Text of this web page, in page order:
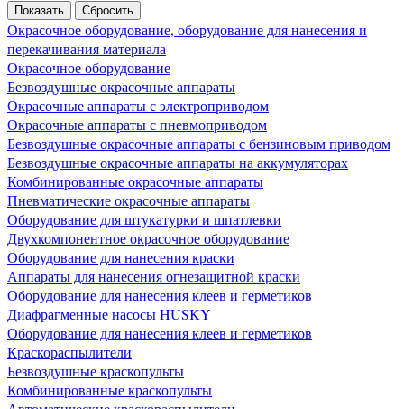
Окрасочное оборудование, оборудование для нанесения и
перекачивания материала
Окрасочное оборудование
Безвоздушные окрасочные аппараты
Окрасочные аппараты с электроприводом
Окрасочные аппараты с пневмоприводом
Безвоздушные окрасочные аппараты с бензиновым приводом
Безвоздушные окрасочные аппараты на аккумуляторах
Комбинированные окрасочные аппараты
Пневматические окрасочные аппараты
Оборудование для штукатурки и шпатлевки
Двухкомпонентное окрасочное оборудование
Оборудование для нанесения краски
Аппараты для нанесения огнезащитной краски
Оборудование для нанесения клеев и герметиков
Диафрагменные насосы HUSKY
Оборудование для нанесения клеев и герметиков
Краскораспылители
Безвоздушные краскопульты
Комбинированные краскопульты